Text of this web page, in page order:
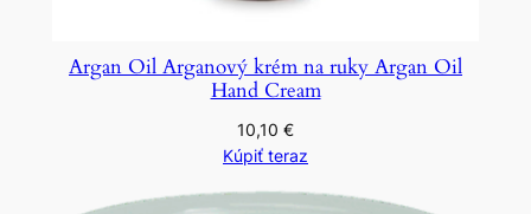
Argan Oil Arganový krém na ruky Argan Oil
Hand Cream
10,10 €
Kúpiť teraz